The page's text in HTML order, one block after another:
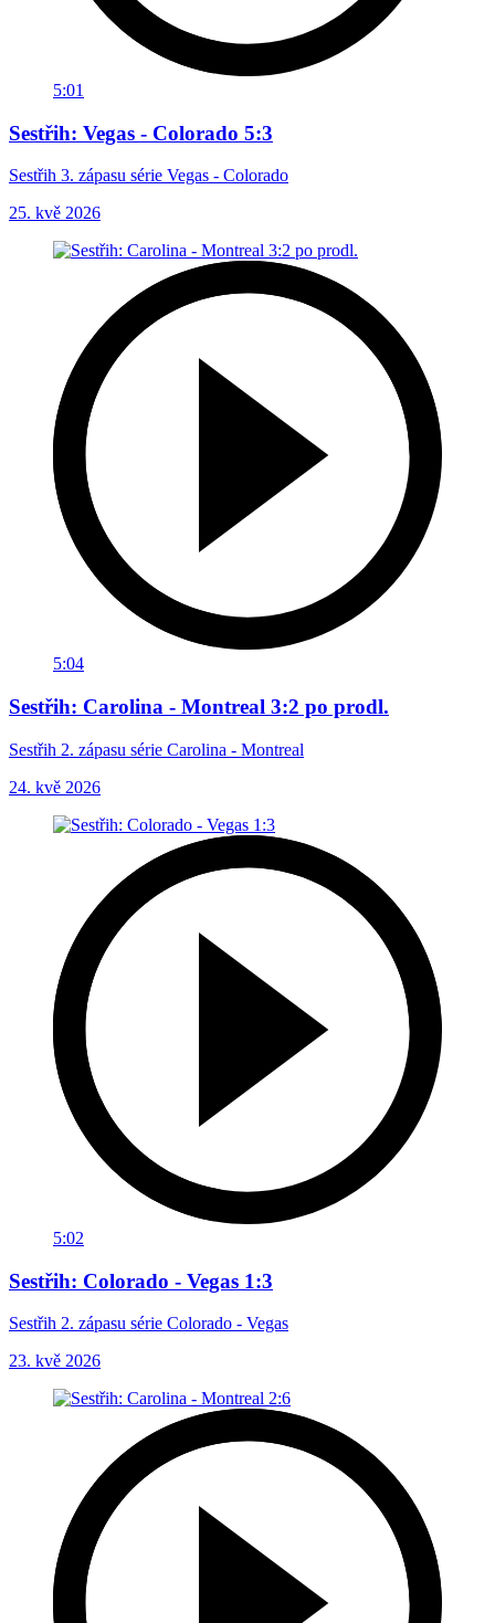
5:01
Sestřih: Vegas - Colorado 5:3
Sestřih 3. zápasu série Vegas - Colorado
25. kvě 2026
5:04
Sestřih: Carolina - Montreal 3:2 po prodl.
Sestřih 2. zápasu série Carolina - Montreal
24. kvě 2026
5:02
Sestřih: Colorado - Vegas 1:3
Sestřih 2. zápasu série Colorado - Vegas
23. kvě 2026